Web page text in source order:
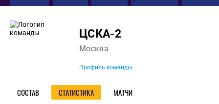
Команда
ЦСКА-2
Москва
Профиль команды
СОСТАВ СТАТИСТИКА МАТЧИ